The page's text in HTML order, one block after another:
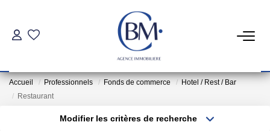
PARTICULIERS
Accueil Professionnels Fonds de commerce
Hotel / Rest / Bar
Restaurant
Modifier les critères de recherche